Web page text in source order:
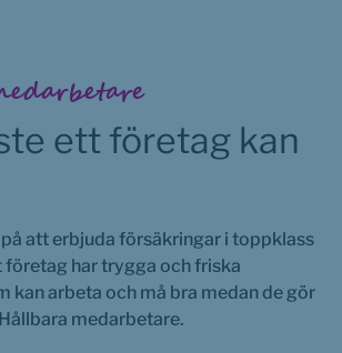
ett företag kan
att erbjuda försäkringar i toppklass
har trygga och friska
kan arbeta och må bra medan de gör
medarbetare.